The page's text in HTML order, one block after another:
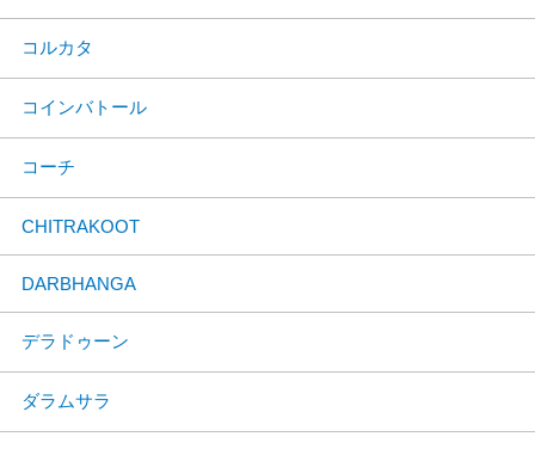
コルカタ
コインバトール
コーチ
CHITRAKOOT
DARBHANGA
デラドゥーン
ダラムサラ